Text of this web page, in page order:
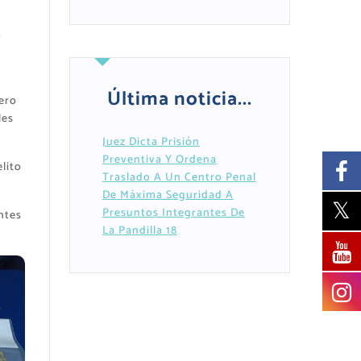
Última noticia...
Juez Dicta Prisión
Preventiva Y Ordena
Traslado A Un Centro Penal
De Máxima Seguridad A
Presuntos Integrantes De
La Pandilla 18